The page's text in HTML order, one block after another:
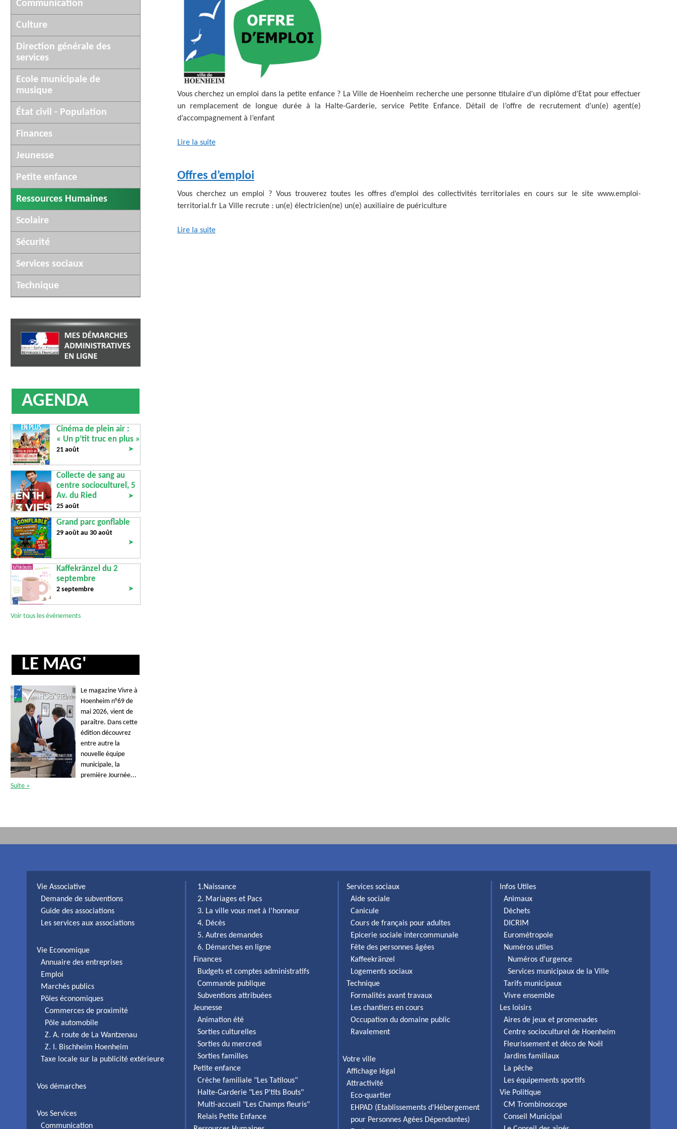
(ETABLISSEMENTS
D’HÉBERGEMENT
POUR PERSONNES
AGÉES
UN COMMERCE
TAXE LOCALE SUR
EXTÉRIEURE
MARCHÉS PUBLICS
LE CONSEIL DES AÎNÉS
PERSONNES AGÉES
DÉPENDANTES)
MARCHÉS
HEBDOMADAIRES
MOYENS DE TRANSPORT
PÔLE AUTOMOBILE
DE NOËL
JARDINS FAMILIAUX
LA PÊCHE
SPORTIFS
CENTRE SOCIOCULTUREL
DE HOENHEIM
NUMÉROS D’URGENCE
DÉCHETS
TARIFS MUNICIPAUX
VIVRE ENSEMBLE
DICRIM
Communication
Culture
Direction générale des
services
Ecole municipale de
musique
État civil - Population
Finances
Jeunesse
Petite enfance
Ressources Humaines
Scolaire
Sécurité
Services sociaux
Technique
AGENDA
Cinéma de plein air :
« Un p’tit truc en plus »
21 août ➤
Collecte de sang au
centre socioculturel, 5
Av. du Ried
25 août
➤
Grand parc gonflable
29 août au 30 août
➤
Kaffekränzel du 2
septembre
2 septembre ➤
Voir tous les événements
LE MAG'
Le magazine Vivre à
Hoenheim n°69 de
mai 2026, vient de
paraître. Dans cette
édition découvrez
entre autre la
nouvelle équipe
municipale, la
première Journée...
Suite »
Vous cherchez un emploi dans la petite enfance ? La Ville de Hoenheim recherche une personne titulaire d’un diplôme d’Etat pour effectuer
un remplacement de longue durée à la Halte-Garderie, service Petite Enfance. Détail de l’offre de recrutement d’un(e) agent(e)
d’accompagnement à l’enfant
Lire la suite
Offres d’emploi
Vous cherchez un emploi ? Vous trouverez toutes les offres d’emploi des collectivités territoriales en cours sur le site www.emploi-
territorial.fr La Ville recrute : un(e) électricien(ne) un(e) auxiliaire de puériculture
Lire la suite
Vie Associative
Demande de subventions
Guide des associations
Les services aux associations
Vie Economique
Annuaire des entreprises
Emploi
Marchés publics
Pôles économiques
Commerces de proximité
Pôle automobile
Z. A. route de La Wantzenau
Z. I. Bischheim Hoenheim
Taxe locale sur la publicité extérieure
Vos démarches
Vos Services
Communication
1.Naissance
2. Mariages et Pacs
3. La ville vous met à l'honneur
4. Décès
5. Autres demandes
6. Démarches en ligne
Finances
Budgets et comptes administratifs
Commande publique
Subventions attribuées
Jeunesse
Animation été
Sorties culturelles
Sorties du mercredi
Sorties familles
Petite enfance
Crèche familiale "Les Tatilous"
Halte-Garderie "Les P'tits Bouts"
Multi-accueil "Les Champs fleuris"
Relais Petite Enfance
Services sociaux
Aide sociale
Canicule
Cours de français pour adultes
Epicerie sociale intercommunale
Fête des personnes âgées
Kaffeekränzel
Logements sociaux
Technique
Formalités avant travaux
Les chantiers en cours
Occupation du domaine public
Ravalement
Votre ville
Affichage légal
Attractivité
Eco-quartier
EHPAD (Etablissements d'Hébergement
pour Personnes Agées Dépendantes)
Infos Utiles
Animaux
Déchets
DICRIM
Eurométropole
Numéros utiles
Numéros d'urgence
Services municipaux de la Ville
Tarifs municipaux
Vivre ensemble
Les loisirs
Aires de jeux et promenades
Centre socioculturel de Hoenheim
Fleurissement et déco de Noël
Jardins familiaux
La pêche
Les équipements sportifs
Vie Politique
CM Trombinoscope
Conseil Municipal